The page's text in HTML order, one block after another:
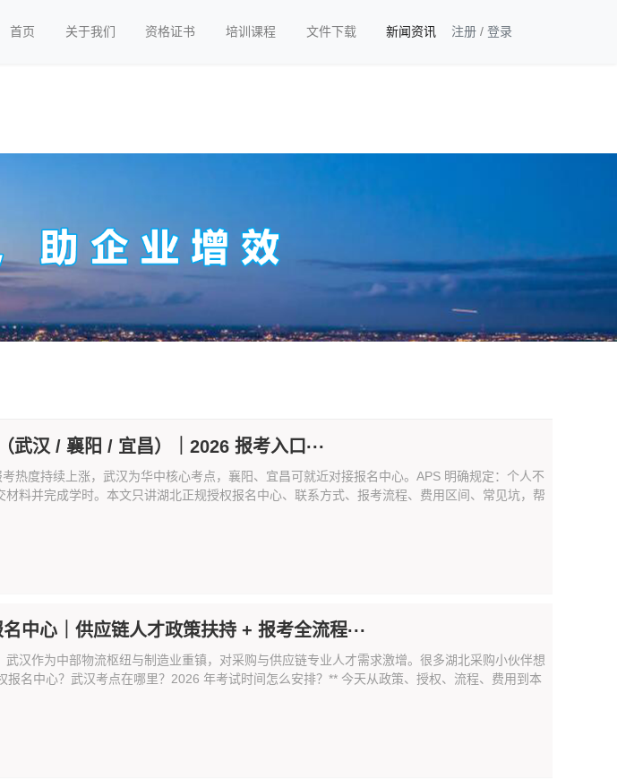
首页 关于我们 资格证书 培训课程 文件下载 新闻资讯 注册 / 登录
武汉 / 襄阳 / 宜昌）｜2026 报考入口···
热度持续上涨，武汉为华中核心考点，襄阳、宜昌可就近对接报名中心。APS 明确规定：个人不
料并完成学时。本文只讲湖北正规授权报名中心、联系方式、报考流程、费用区间、常见坑，帮
中心｜供应链人才政策扶持 + 报考全流程···
汉作为中部物流枢纽与制造业重镇，对采购与供应链专业人才需求激增。很多湖北采购小伙伴想
报名中心？武汉考点在哪里？2026 年考试时间怎么安排？** 今天从政策、授权、流程、费用到本